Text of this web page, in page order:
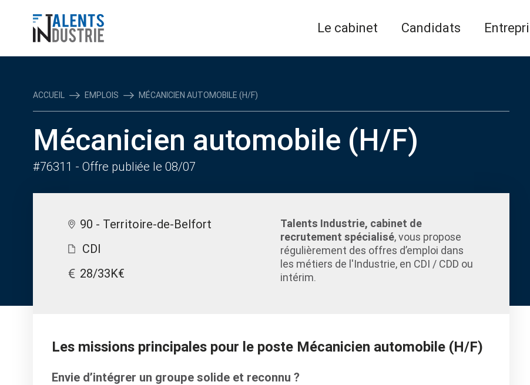
Le cabinet Candidats
ACCUEIL EMPLOIS MÉCANICIEN AUTOMOBILE (H/F)
Mécanicien automobile (H/F)
#76311 - Offre publiée le 08/07
90 - Territoire-de-Belfort
CDI
28/33K€
Talents Industrie, cabinet de
recrutement spécialisé, vous propose
régulièrement des offres d’emploi dans
les métiers de l'Industrie, en CDI / CDD ou
intérim.
Les missions principales pour le poste Mécanicien automobile (H/F)
Envie d’intégrer un groupe solide et reconnu ?